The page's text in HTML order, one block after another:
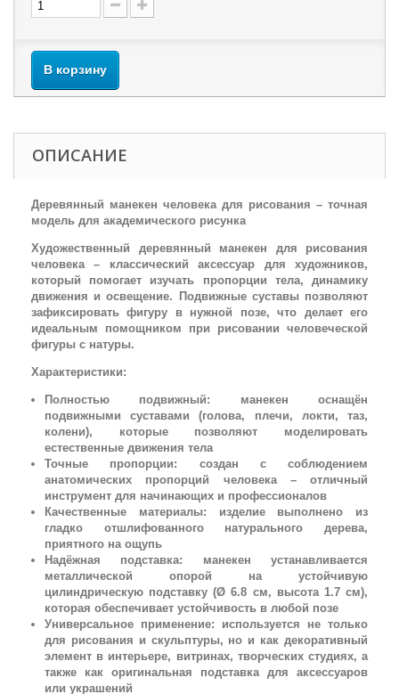
В корзину
ОПИСАНИЕ
Деревянный манекен человека для рисования – точная
модель для академического рисунка
Художественный деревянный манекен для рисования
человека – классический аксессуар для художников,
который помогает изучать пропорции тела, динамику
движения и освещение. Подвижные суставы позволяют
зафиксировать фигуру в нужной позе, что делает его
идеальным помощником при рисовании человеческой
фигуры с натуры.
Характеристики:
Полностью подвижный: манекен оснащён
подвижными суставами (голова, плечи, локти, таз,
колени), которые позволяют моделировать
естественные движения тела
Точные пропорции: создан с соблюдением
анатомических пропорций человека – отличный
инструмент для начинающих и профессионалов
Качественные материалы: изделие выполнено из
гладко отшлифованного натурального дерева,
приятного на ощупь
Надёжная подставка: манекен устанавливается
металлической опорой на устойчивую
цилиндрическую подставку (Ø 6.8 см, высота 1.7 см),
которая обеспечивает устойчивость в любой позе
Универсальное применение: используется не только
для рисования и скульптуры, но и как декоративный
элемент в интерьере, витринах, творческих студиях, а
также как оригинальная подставка для аксессуаров
или украшений